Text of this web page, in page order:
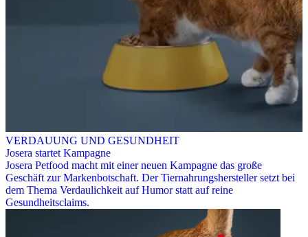
VERDAUUNG UND GESUNDHEIT
Josera startet Kampagne
Josera Petfood macht mit einer neuen Kampagne das große
Geschäft zur Markenbotschaft. Der Tiernahrungshersteller setzt bei
dem Thema Verdaulichkeit auf Humor statt auf reine
Gesundheitsclaims.